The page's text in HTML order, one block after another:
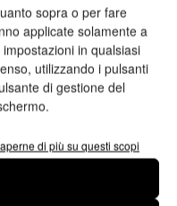
sopra o per fare
applicate solamente a
in qualsiasi
utilizzando i pulsanti
di gestione del
di più su questi scopi
della Fieg
è ancora alla ricerca di